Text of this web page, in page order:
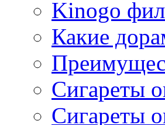
Kinogo
Какие
Сигареты
Сигареты